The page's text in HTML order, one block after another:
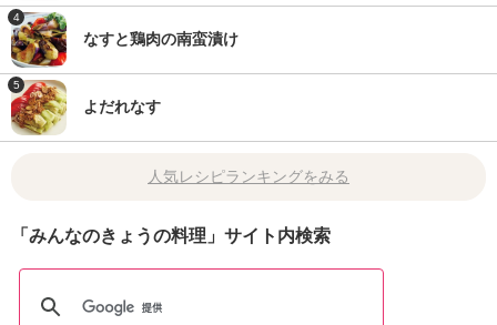
4
なすと鶏肉の南蛮漬け
5
よだれなす
人気レシピランキングをみる
「みんなのきょうの料理」サイト内検索